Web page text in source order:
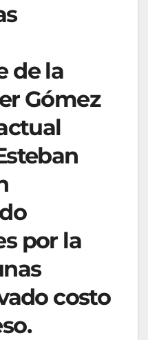
de la
Gómez
por la
costo